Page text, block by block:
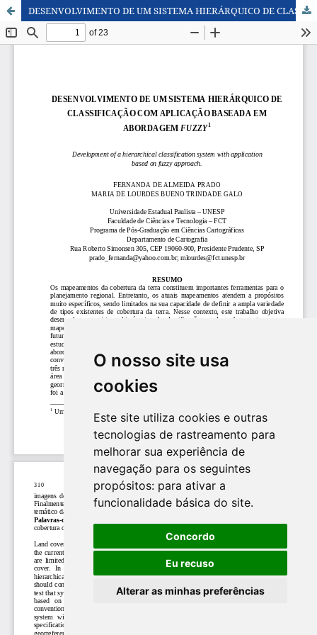
O nosso site usa
cookies
Este site utiliza cookies e outras
tecnologias de rastreamento para
melhorar sua experiência de
navegação para os seguintes
propósitos: para ativar a
funcionalidade básica do site.
Concordo
Eu recuso
Alterar as minhas preferências
DESENVOLVIMENTO DE UM SISTEMA HIERÁRQUICO DE CLASSIFICAÇÃO COM APLICAÇÃO BASEADA EM ABORDAGEM FUZZY